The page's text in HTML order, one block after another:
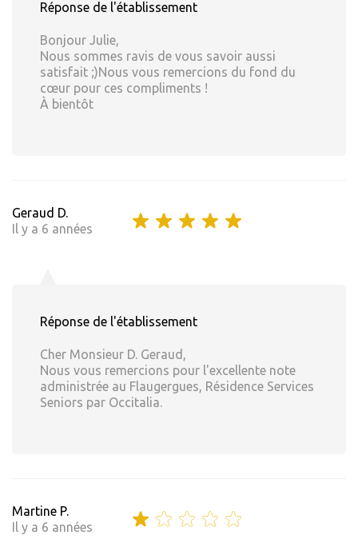
Réponse de l'établissement
Bonjour Julie,
Nous sommes ravis de vous savoir aussi
satisfait ;)Nous vous remercions du fond du
cœur pour ces compliments !
À bientôt
Geraud D.
Il y a 6 années
Réponse de l'établissement
Cher Monsieur D. Geraud,
Nous vous remercions pour l'excellente note
administrée au Flaugergues, Résidence Services
Seniors par Occitalia.
Martine P.
Il y a 6 années